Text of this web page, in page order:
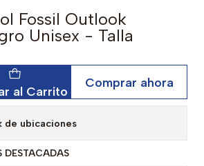
Fossil Outlook
Unisex - Talla
al Carrito
Comprar ahora
de ubicaciones
DESTACADAS